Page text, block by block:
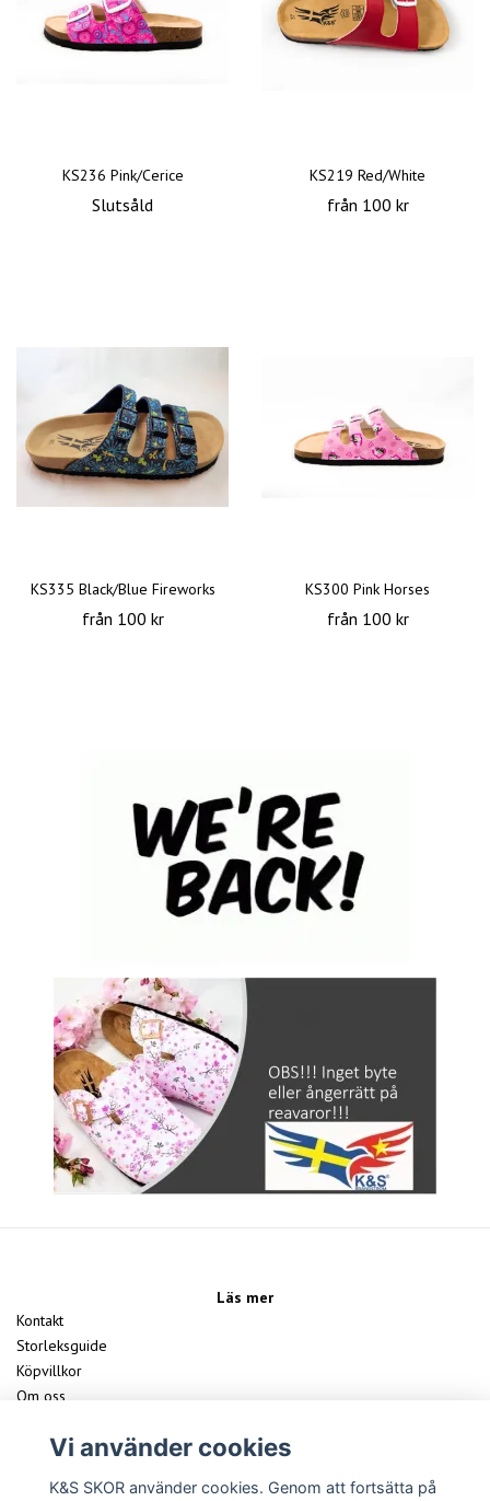
KS236 Pink/Cerice
Slutsåld
KS219 Red/White
från 100 kr
KS335 Black/Blue Fireworks
från 100 kr
KS300 Pink Horses
från 100 kr
Läs mer
Kontakt
Storleksguide
Köpvillkor
Om oss
Sociala medier
Vi använder cookies
K&S SKOR använder cookies. Genom att fortsätta på